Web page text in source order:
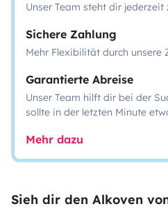
Unser Team steht dir jederzeit
Sichere Zahlung
Mehr Flexibilität durch unsere
Garantierte Abreise
Unser Team hilft dir bei der
sollte in der letzten Minute
Mehr dazu
Sieh dir den Alkoven